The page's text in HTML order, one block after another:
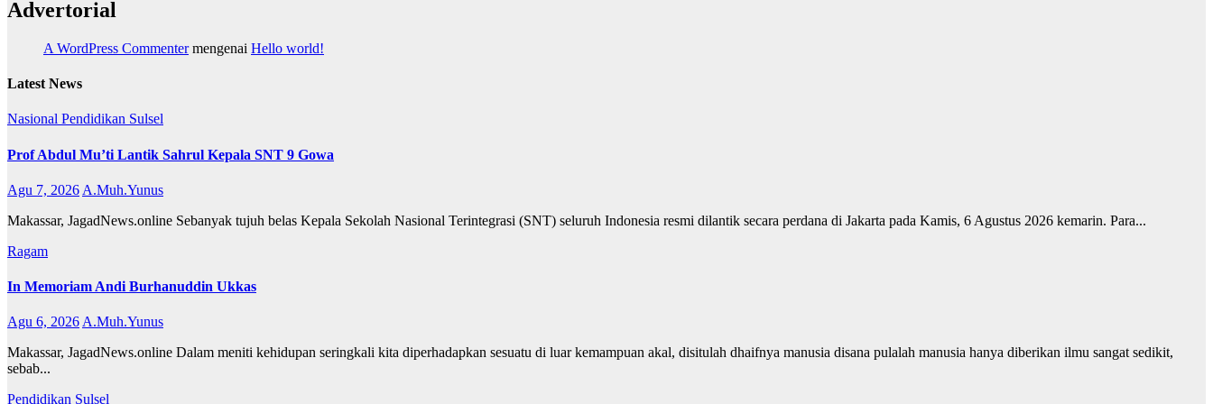
Advertorial
A WordPress Commentermengenai Hello world!
Latest News
Nasional Pendidikan Sulsel
Prof Abdul Mu’ti Lantik Sahrul Kepala SNT 9 Gowa
Agu 7, 2026 A.Muh.Yunus
Makassar, JagadNews.online Sebanyak tujuh belas Kepala Sekolah Nasional Terintegrasi (SNT) seluruh Indonesia resmi dilantik secara perdana di Jakarta pada Kamis, 6 Agustus 2026 kemarin. Para...
Ragam
In Memoriam Andi Burhanuddin Ukkas
Agu 6, 2026A.Muh.Yunus
Makassar, JagadNews.online Dalam meniti kehidupan seringkali kita diperhadapkan sesuatu di luar kemampuan akal, disitulah dhaifnya manusia disana pulalah manusia hanya diberikan ilmu sangat sedikit,
sebab...
Pendidikan Sulsel